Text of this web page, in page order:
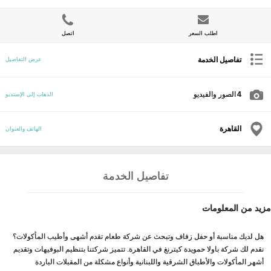
اطلب السعر اتصل
تفاصيل الخدمة عرض التفاصيل
4 الصور والفيديو الذهاب إلى الإستديو
القاهرة الهاتف والعنوان
تفاصيل الخدمة
مزيد من المعلومات
هل لديك مناسبة أو حفل زفاف وتبحث عن شركة طعام تقدم أشهى وأطيب المأكولات؟
نقدم لك شركة باولا حمويدة كيترنغ في القاهرة. تتميز شركتنا بتنظيم البوفيهات وتقديم
أشهر المأكولات والأطباق الشرقية واللبنانية وأنواع مشكلة من المقبلات الباردة